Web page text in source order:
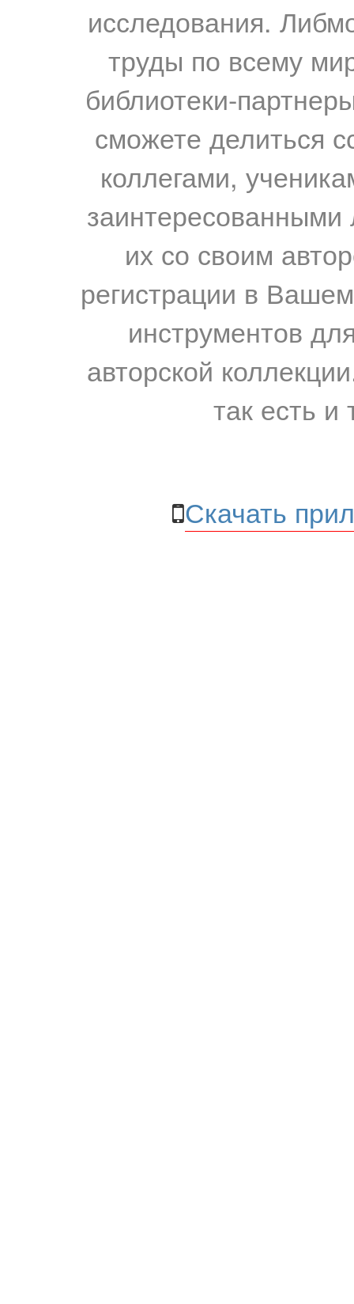
исследования.
труды по всему
библиотеки-
сможете делиться
коллегами,
их со своим
регистрации в
инструментов
авторской
так есть и
Скачать